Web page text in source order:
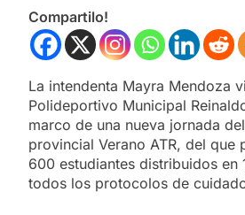
Compartilo!
La intendenta Mayra Mendoza
Polideportivo Municipal
marco de una nueva jornada
provincial Verano ATR, del que
600 estudiantes distribuidos en
todos los protocolos de